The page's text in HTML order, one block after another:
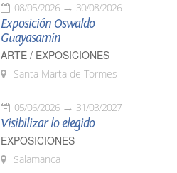
08/05/2026 30/08/2026
Exposición Oswaldo
Guayasamín
ARTE / EXPOSICIONES
Santa Marta de Tormes
05/06/2026 31/03/2027
Visibilizar lo elegido
EXPOSICIONES
Salamanca